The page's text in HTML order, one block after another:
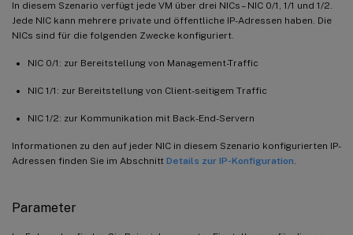
In diesem Szenario verfügt jede VM über drei NICs – NIC 0/1, 1/1 und 1/2.
Jede NIC kann mehrere private und öffentliche IP-Adressen haben. Die
NICs sind für die folgenden Zwecke konfiguriert.
NIC 0/1: zur Bereitstellung von Management-Traffic
NIC 1/1: zur Bereitstellung von Client-seitigem Traffic
NIC 1/2: zur Kommunikation mit Back-End-Servern
Informationen zu den auf jeder NIC in diesem Szenario konfigurierten IP-
Adressen finden Sie im Abschnitt Details zur IP-Konfiguration
Parameter